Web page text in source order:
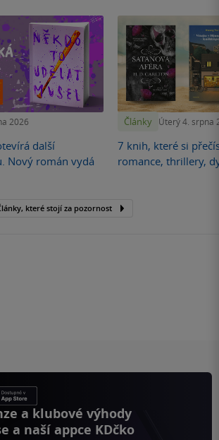
2026
další
Nový román vydá
Články Úterý 4. srpna
7 knih, které si
romance, thrillery,
které stojí za pozornost
a klubové výhody
a naší appce KDčko